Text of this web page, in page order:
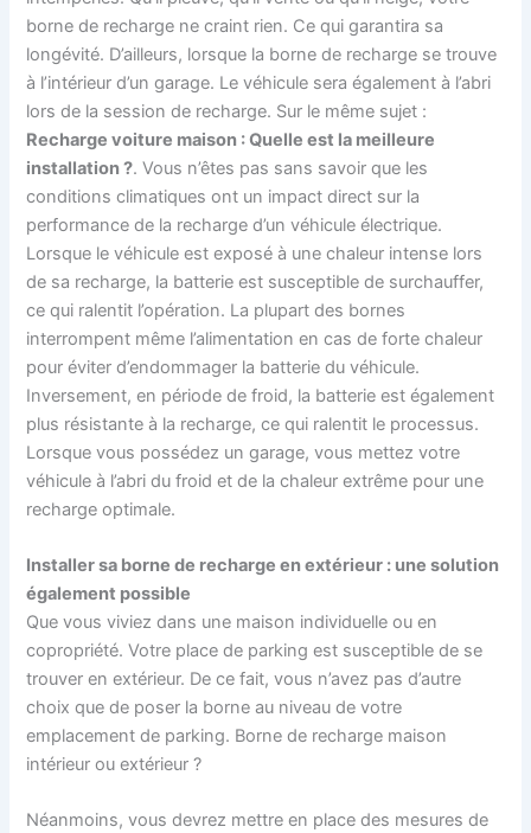
borne de recharge ne craint rien. Ce qui garantira sa
longévité. D’ailleurs, lorsque la borne de recharge se trouve
à l’intérieur d’un garage. Le véhicule sera également à l’abri
lors de la session de recharge. Sur le même sujet :
Recharge voiture maison : Quelle est la meilleure
installation ?. Vous n’êtes pas sans savoir que les
conditions climatiques ont un impact direct sur la
performance de la recharge d’un véhicule électrique.
Lorsque le véhicule est exposé à une chaleur intense lors
de sa recharge, la batterie est susceptible de surchauffer,
ce qui ralentit l’opération. La plupart des bornes
interrompent même l’alimentation en cas de forte chaleur
pour éviter d’endommager la batterie du véhicule.
Inversement, en période de froid, la batterie est également
plus résistante à la recharge, ce qui ralentit le processus.
Lorsque vous possédez un garage, vous mettez votre
véhicule à l’abri du froid et de la chaleur extrême pour une
recharge optimale.
Installer sa borne de recharge en extérieur : une solution
également possible
Que vous viviez dans une maison individuelle ou en
copropriété. Votre place de parking est susceptible de se
trouver en extérieur. De ce fait, vous n’avez pas d’autre
choix que de poser la borne au niveau de votre
emplacement de parking. Borne de recharge maison
intérieur ou extérieur ?
Néanmoins, vous devrez mettre en place des mesures de